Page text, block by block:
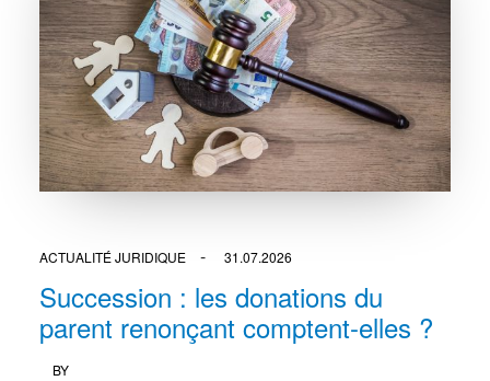
ACTUALITÉ JURIDIQUE 31.07.2026
Succession : les donations du
parent renonçant comptent-elles ?
BY